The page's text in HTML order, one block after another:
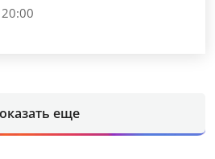
еще